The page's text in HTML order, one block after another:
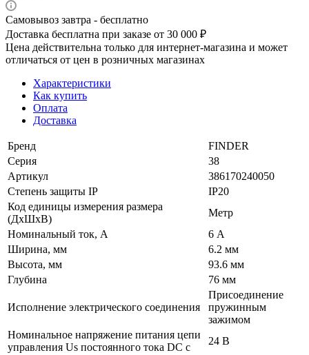
Самовывоз завтра - бесплатно
Доставка бесплатна при заказе от 30 000 ₽
Цена действительна только для интернет-магазина и может
отличаться от цен в розничных магазинах
Характеристики
Как купить
Оплата
Доставка
Бренд
FINDER
Серия
38
Артикул
386170240050
Степень защиты IP
IP20
Код единицы измерения размера
(ДхШхВ)
Метр
Номинальный ток, А
6 А
Ширина, мм
6.2 мм
Высота, мм
93.6 мм
Глубина
76 мм
Исполнение электрического соединения
Присоединение
пружинным
зажимом
Номинальное напряжение питания цепи
управления Us постоянного тока DC с
24 В